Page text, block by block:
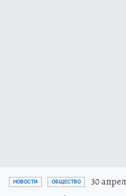
НОВОСТИ ОБЩЕСТВО 30